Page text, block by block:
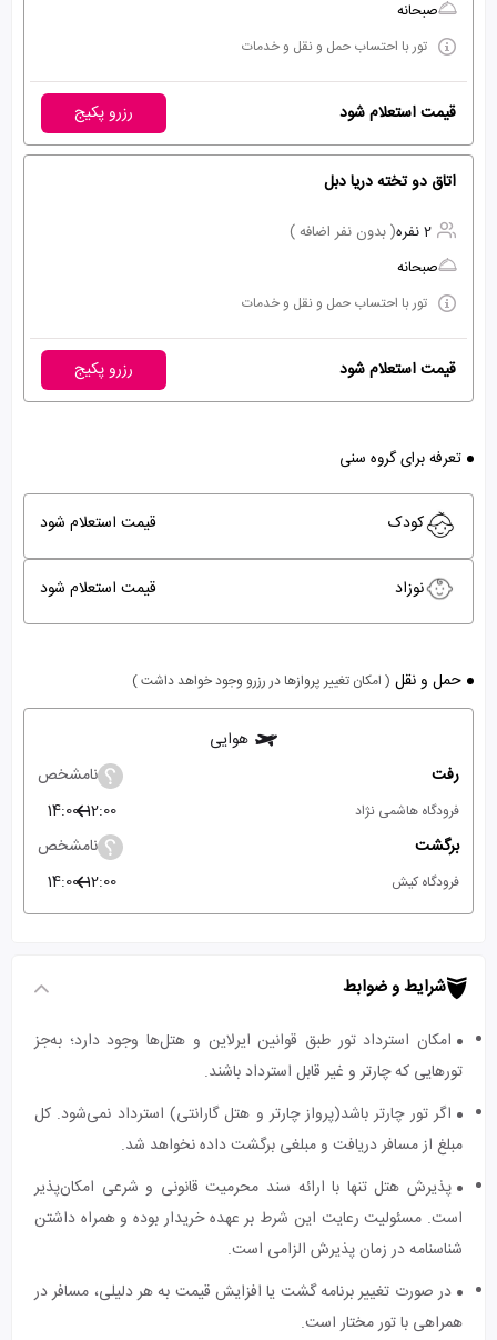
صبحانه
تور با احتساب حمل و نقل و خدمات
قیمت استعلام شود رزرو پکیج
اتاق دو تخته دريا دبل
2 نفره
( بدون نفر اضافه )
صبحانه
تور با احتساب حمل و نقل و خدمات
قیمت استعلام شود رزرو پکیج
تعرفه برای گروه سنی
کودک قیمت استعلام شود
نوزاد قیمت استعلام شود
حمل و نقل ( امکان تغییر پروازها در رزرو وجود خواهد داشت )
هوایی
رفت
نامشخص
فرودگاه هاشمی نژاد 12:00
14:00
برگشت
نامشخص
فرودگاه کیش 12:00
14:00
شرایط و ضوابط
امکان استرداد تور طبق قوانین ایرلاین و هتل‌ها وجود دارد؛ به‌جز
تورهایی که چارتر و غیر قابل استرداد باشند.
اگر تور چارتر باشد(پرواز چارتر و هتل گارانتی) استرداد نمی‌شود. کل
مبلغ از مسافر دریافت و مبلغی برگشت داده نخواهد شد.
پذیرش هتل تنها با ارائه سند محرمیت قانونی و شرعی امکان‌پذیر
است. مسئولیت رعایت این شرط بر عهده خریدار بوده و همراه داشتن
شناسنامه در زمان پذیرش الزامی است.
در صورت تغییر برنامه گشت یا افزایش قیمت به هر دلیلی، مسافر در
همراهی با تور مختار است.